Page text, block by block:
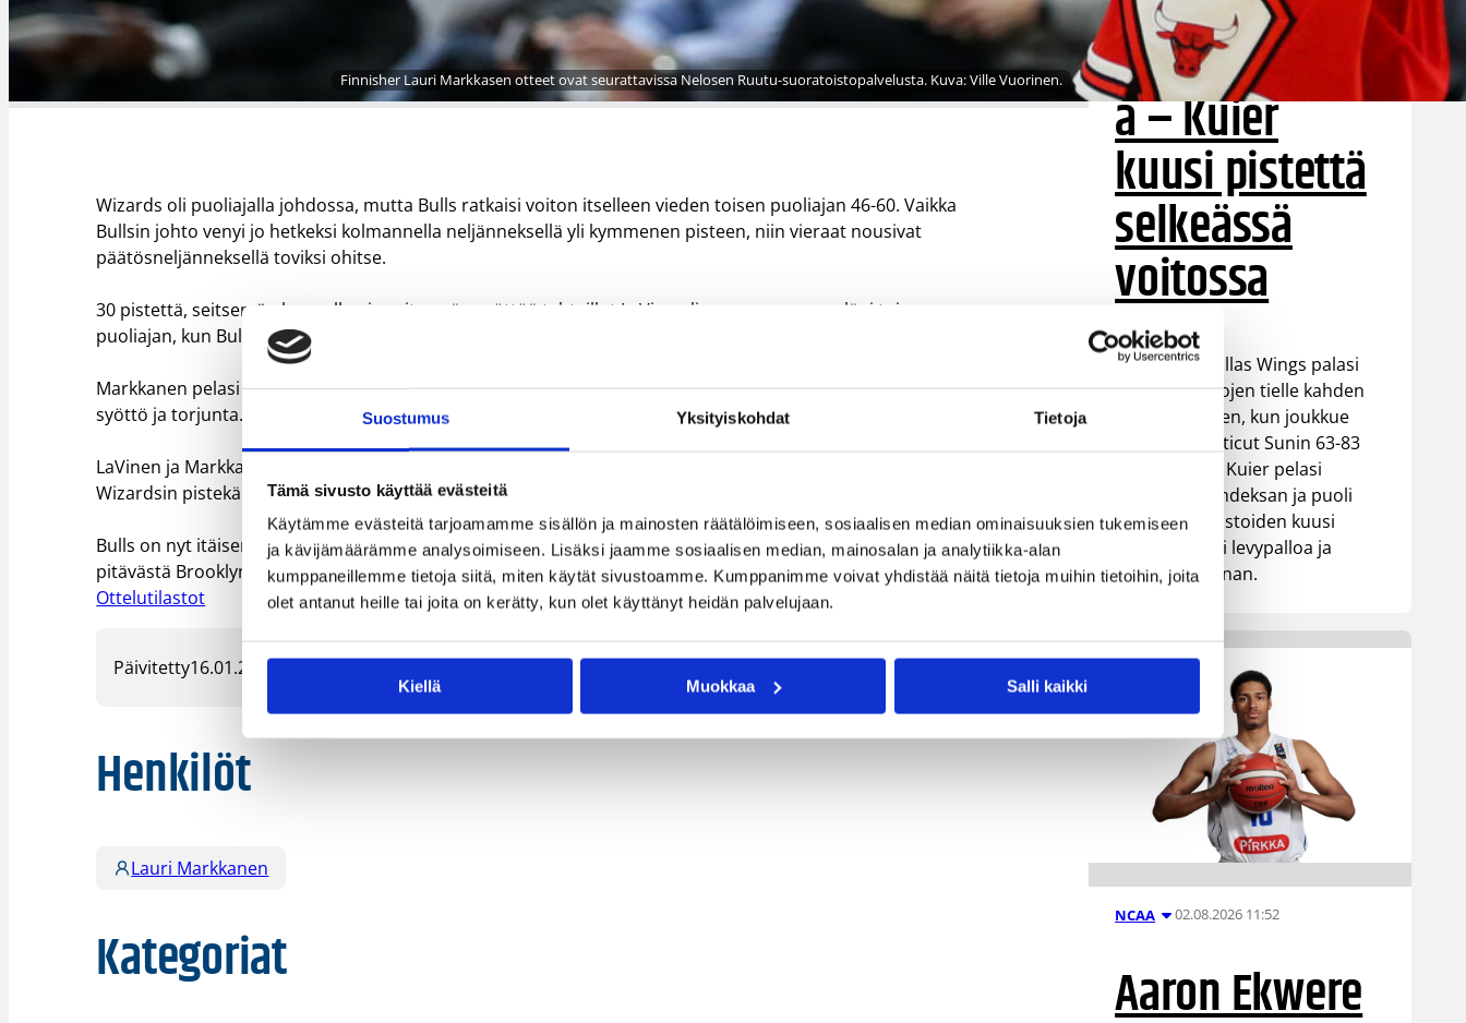
Suostumus Yksityiskohdat Tietoja
Tämä sivusto käyttää evästeitä
Käytämme evästeitä tarjoamamme sisällön ja mainosten räätälöimiseen, sosiaalisen median ominaisuuksien tukemiseen
ja kävijämäärämme analysoimiseen. Lisäksi jaamme sosiaalisen median, mainosalan ja analytiikka-alan
kumppaneillemme tietoja siitä, miten käytät sivustoamme. Kumppanimme voivat yhdistää näitä tietoja muihin tietoihin, joita
olet antanut heille tai joita on kerätty, kun olet käyttänyt heidän palvelujaan.
Kiellä Muokkaa Salli kaikki
Finnisher Lauri Markkasen otteet ovat seurattavissa Nelosen Ruutu-suoratoistopalvelusta. Kuva: Ville Vuorinen.
Wizards oli puoliajalla johdossa, mutta Bulls ratkaisi voiton itselleen vieden toisen puoliajan 46-60. Vaikka
Bullsin johto venyi jo hetkeksi kolmannella neljänneksellä yli kymmenen pisteen, niin vieraat nousivat
päätösneljänneksellä toviksi ohitse.
30 pistettä, seitsemän levypalloa ja seitsemän syöttöä tehtaillut LaVine oli suuressa osassa läpi toisen
puoliajan, kun Bulls vetäisi johdon takaisin kymmenen pisteen tuntumaan.
Markkanen pelasi reilut 31 minuuttia, joiden aikana syntyi tilastorivi 13 pistettä, kahdeksan levypalloa, yksi
syöttö ja torjunta. Markkanen heitti pelitilanneheittonsa 4/8, joista kolmoset 2/3, ja vapaaheitot 3/4.
LaVinen ja Markkasen lisäksi Bullsilta sukkaa heilutti muun muassa Tomas Satoransky (18/3/5 syöttöä).
Wizardsin pistekärki oli 23 pistettä nakuttanut Bradley Beal.
Bulls on nyt itäisen konferenssin yhdeksännellä sijalla kolmen voiton päässä viimeistä pudotuspelipaikkaa
pitävästä Brooklyn Netsistä.
Ottelutilastot
Päivitetty16.01.2020
Henkilöt
Lauri Markkanen
Kategoriat
kustannuksell
a – Kuier
kuusi pistettä
selkeässä
voitossa
WNBA:ssa Dallas Wings palasi
takaisin voittojen tielle kahden
tappion jälkeen, kun joukkue
voitti Connecticut Sunin 63-83
(37-48). Awak Kuier pelasi
vaihdosta kahdeksan ja puoli
minuuttia tilastoiden kuusi
pistettä, kaksi levypalloa ja
yhden torjunnan.
NCAA 02.08.2026 11:52
Aaron Ekwere